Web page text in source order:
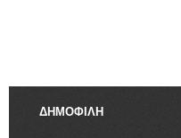
ΔΗΜΟΦΙΛΗ